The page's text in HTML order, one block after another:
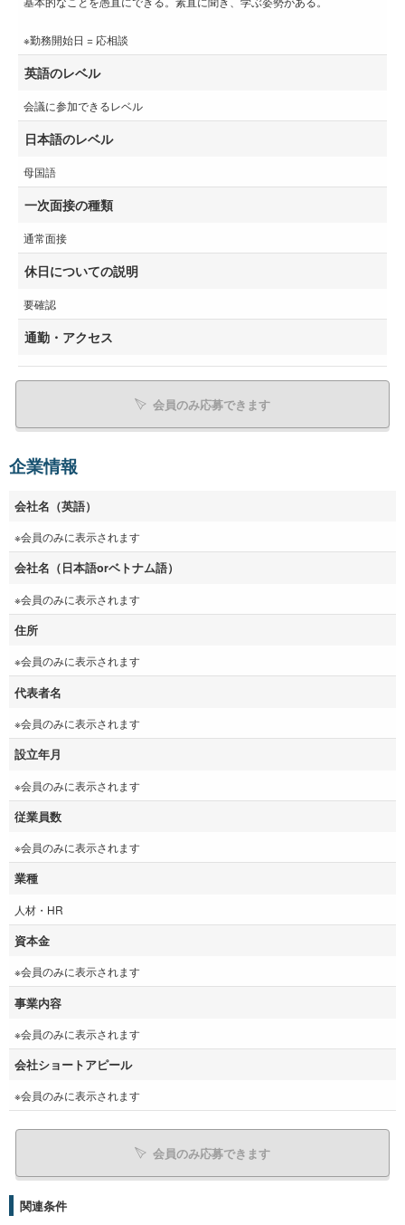
※勤務開始日 = 応相談
英語のレベル
会議に参加できるレベル
日本語のレベル
母国語
一次面接の種類
通常面接
休日についての説明
要確認
通勤・アクセス
会員のみ応募できます
企業情報
会社名（英語）
※会員のみに表示されます
会社名（日本語orベトナム語）
※会員のみに表示されます
住所
※会員のみに表示されます
代表者名
※会員のみに表示されます
設立年月
※会員のみに表示されます
従業員数
※会員のみに表示されます
業種
人材・HR
資本金
※会員のみに表示されます
事業内容
※会員のみに表示されます
会社ショートアピール
※会員のみに表示されます
会員のみ応募できます
関連条件